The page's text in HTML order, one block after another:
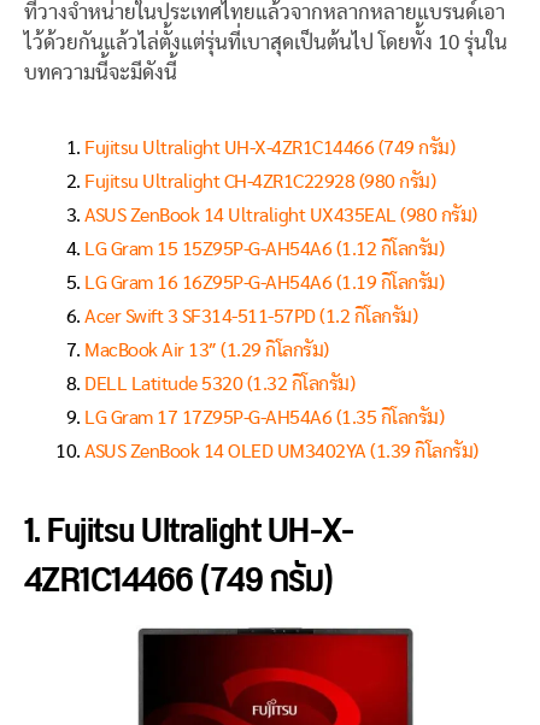
ที่วางจำหน่ายในประเทศไทยแล้วจากหลากหลายแบรนด์เอา
ไว้ด้วยกันแล้วไล่ตั้งแต่รุ่นที่เบาสุดเป็นต้นไป โดยทั้ง 10 รุ่นใน
บทความนี้จะมีดังนี้
Fujitsu Ultralight UH-X-4ZR1C14466 (749 กรัม)
Fujitsu Ultralight CH-4ZR1C22928 (980 กรัม)
ASUS ZenBook 14 Ultralight UX435EAL (980 กรัม)
LG Gram 15 15Z95P-G-AH54A6 (1.12 กิโลกรัม)
LG Gram 16 16Z95P-G-AH54A6 (1.19 กิโลกรัม)
Acer Swift 3 SF314-511-57PD (1.2 กิโลกรัม)
MacBook Air 13″ (1.29 กิโลกรัม)
DELL Latitude 5320 (1.32 กิโลกรัม)
LG Gram 17 17Z95P-G-AH54A6 (1.35 กิโลกรัม)
ASUS ZenBook 14 OLED UM3402YA (1.39 กิโลกรัม)
1. Fujitsu Ultralight UH-X-
4ZR1C14466 (749 กรัม)